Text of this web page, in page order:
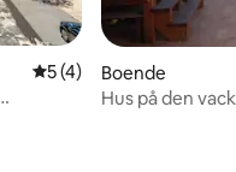
5 av 5 i genomsnittligt
5 (4)
Boende
Hus på den